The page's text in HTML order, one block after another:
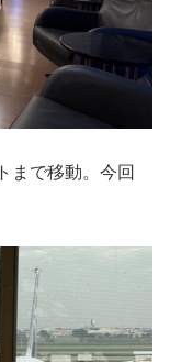
まで移動。今回